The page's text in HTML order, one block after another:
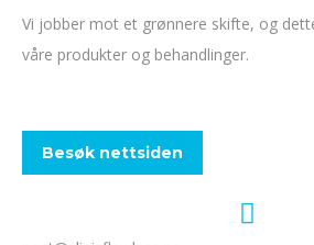
Vi jobber mot et grønnere skifte, og
våre produkter og behandlinger.
Besøk nettsiden